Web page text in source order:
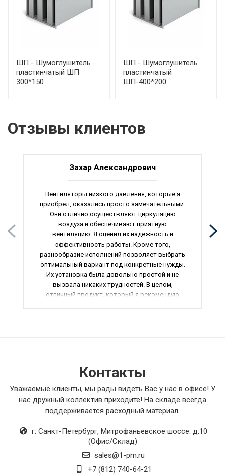
ШП - Шумоглушитель
пластинчатый ШП
300*150
ШП - Шумоглушитель
пластинчатый
ШП-400*200
Отзывы клиентов
Захар Александрович
Вентиляторы низкого давления, которые я
приобрел, оказались просто замечательными.
Они отлично осуществляют циркуляцию
воздуха и обеспечивают приятную
вентиляцию. Я оценил их надежность и
эффективность работы. Кроме того,
разнообразие исполнений позволяет выбрать
оптимальный вариант под конкретные нужды.
Их установка была довольно простой и не
вызвала никаких трудностей. В целом,
отличный продукт, который я рекомендую
Контакты
Уважаемые клиенты, мы рады видеть Вас у нас в офисе! У
нас дружный коллектив приходите! На складе всегда
поддерживается расходный материал.
г. Санкт-Петербург, Митрофаньевское шоссе. д.10
(Офис/Склад)
sales@1-pm.ru
+7 (812) 740-64-21